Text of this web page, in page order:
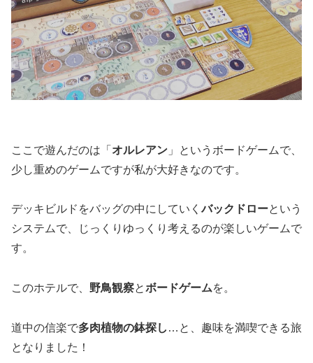
ここで遊んだのは「 オルレアン 」というボードゲームで、
少し重めのゲームですが私が大好きなのです。
デッキビルドをバッグの中にしていくバックドローという
システムで、じっくりゆっくり考えるのが楽しいゲームで
す。
このホテルで、 野鳥観察とボードゲームを。
道中の信楽で多肉植物の鉢探し …と、趣味を満喫できる旅
となりました！